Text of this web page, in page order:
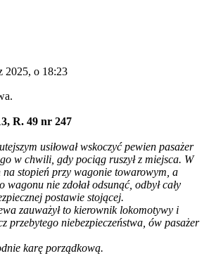
2025, o 18:23
R. 49 nr 247
usiłował wskoczyć pewien pasażer
w chwili, gdy pociąg ruszył z miejsca. W
na stopień przy wagonie towarowym, a
nie zdołał odsunąć, odbył cały
postawie stojącej.
zauważył to kierownik lokomotywy i
przebytego niebezpieczeństwa, ów pasażer
karę porządkową.